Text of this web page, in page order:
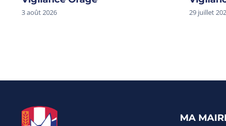
3 août 2026 29 juillet
MA